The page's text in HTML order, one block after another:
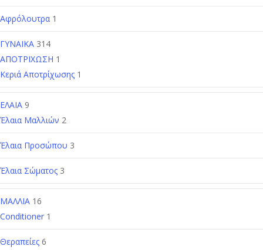
Αφρόλουτρα 1
ΓΥΝΑΙΚΑ 314
ΑΠΟΤΡΙΧΩΣΗ 1
Κεριά Αποτρίχωσης 1
ΕΛΑΙΑ 9
Έλαια Μαλλιών 2
Έλαια Προσώπου 3
Έλαια Σώματος 3
ΜΑΛΛΙΑ 16
Conditioner 1
Θεραπείες 6